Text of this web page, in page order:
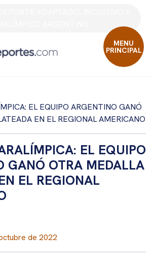
MENU
PRINCIPAL
EL EQUIPO ARGENTINO GANÓ
EN EL REGIONAL AMERICANO
EL EQUIPO
GANÓ OTRA MEDALLA
EL REGIONAL
de 2022